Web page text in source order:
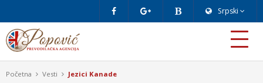
Srpski
Početna Vesti Jezici Kanade